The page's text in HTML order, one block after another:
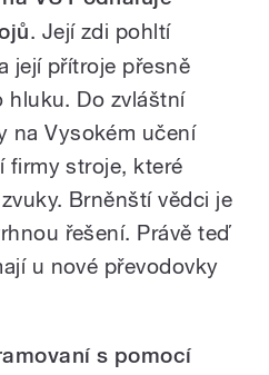
. Její zdi pohltí
její přítroje přesně
hluku. Do zvláštní
na Vysokém učení
firmy stroje, které
Brněnští vědci je
řešení. Právě teď
u nové převodovky
s pomocí